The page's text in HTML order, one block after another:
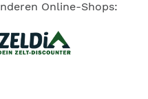
und Haken
Online-Shops: